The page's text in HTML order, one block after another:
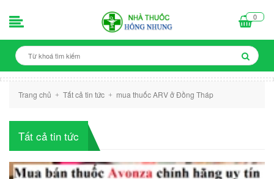
0
Trang chủ + Tất cả tin tức + mua thuốc ARV ở Đồng Tháp
Tất cả tin tức